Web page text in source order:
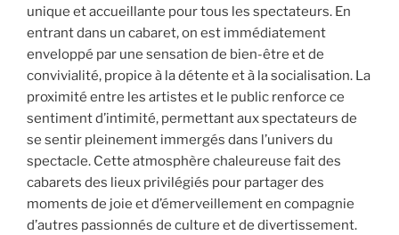
unique et accueillante pour tous les spectateurs. En
entrant dans un cabaret, on est immédiatement
enveloppé par une sensation de bien-être et de
convivialité, propice à la détente et à la socialisation. La
proximité entre les artistes et le public renforce ce
sentiment d’intimité, permettant aux spectateurs de
se sentir pleinement immergés dans l’univers du
spectacle. Cette atmosphère chaleureuse fait des
cabarets des lieux privilégiés pour partager des
moments de joie et d’émerveillement en compagnie
d’autres passionnés de culture et de divertissement.